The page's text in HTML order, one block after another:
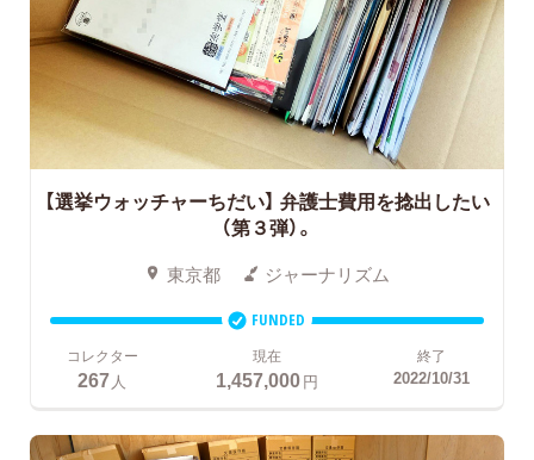
【選挙ウォッチャーちだい】 弁護士費用を捻出したい
（第３弾）。
東京都 ジャーナリズム
FUNDED
コレクター
267 人
現在
1,457,000円
終了
2022/10/31